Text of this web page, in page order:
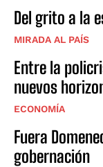
Del grito a la
MIRADA AL PAÍS
Entre la
nuevos
ECONOMÍA
Fuera
gobernación